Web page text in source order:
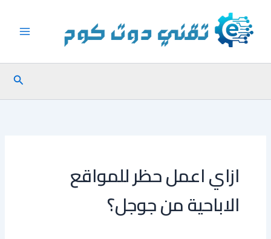
المحتوى
البحث
ازاي اعمل حظر للمواقع
الاباحية من جوجل؟